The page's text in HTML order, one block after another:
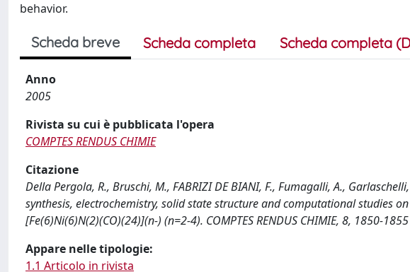
behavior.
Scheda breve Scheda completa Scheda completa
Anno
2005
Rivista su cui è pubblicata l'opera
COMPTES RENDUS CHIMIE
Citazione
Della Pergola, R., Bruschi, M., FABRIZI DE BIANI, F., Fumagalli, A.,
synthesis, electrochemistry, solid state structure and computational studies
[Fe(6)Ni(6)N(2)(CO)(24)](n-) (n=2-4). COMPTES RENDUS CHIMIE, 8, 1850-
Appare nelle tipologie:
1.1 Articolo in rivista